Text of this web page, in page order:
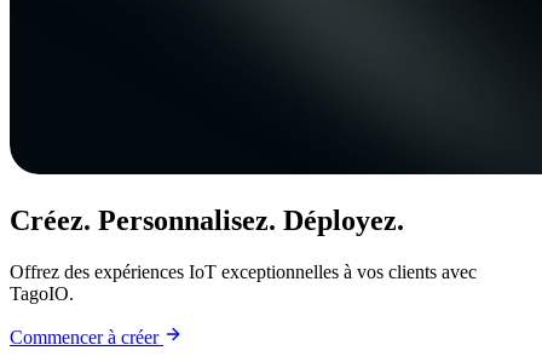
Créez. Personnalisez. Déployez.
Offrez des expériences IoT exceptionnelles à vos clients avec
TagoIO.
Commencer à créer